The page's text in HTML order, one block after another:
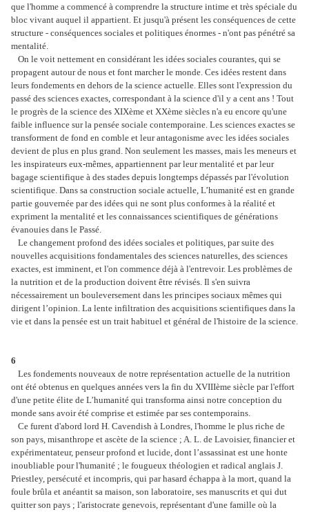
que l'homme a commencé à comprendre la structure intime et très spéciale du
bloc vivant auquel il appartient. Et jusqu'à présent les conséquences de cette
structure - conséquences sociales et politiques énormes - n'ont pas pénétré sa
mentalité.
On le voit nettement en considérant les idées sociales courantes, qui se
propagent autour de nous et font marcher le monde. Ces idées restent dans
leurs fondements en dehors de la science actuelle. Elles sont l'expression du
passé des sciences exactes, correspondant à la science d'il y a cent ans ! Tout
le progrès de la science des XIXème et XXème siècles n'a eu encore qu'une
faible influence sur la pensée sociale contemporaine. Les sciences exactes se
transforment de fond en comble et leur antagonisme avec les idées sociales
devient de plus en plus grand. Non seulement les masses, mais les meneurs et
les inspirateurs eux-mêmes, appartiennent par leur mentalité et par leur
bagage scientifique à des stades depuis longtemps dépassés par l'évolution
scientifique. Dans sa construction sociale actuelle, L’humanité est en grande
partie gouvernée par des idées qui ne sont plus conformes à la réalité et
expriment la mentalité et les connaissances scientifiques de générations
évanouies dans le Passé.
Le changement profond des idées sociales et politiques, par suite des
nouvelles acquisitions fondamentales des sciences naturelles, des sciences
exactes, est imminent, et l'on commence déjà à l'entrevoir. Les problèmes de
la nutrition et de la production doivent être révisés. Il s'en suivra
nécessairement un bouleversement dans les principes sociaux mêmes qui
dirigent l’opinion. La lente infiltration des acquisitions scientifiques dans la
vie et dans la pensée est un trait habituel et général de l'histoire de la science.
6
Les fondements nouveaux de notre représentation actuelle de la nutrition
ont été obtenus en quelques années vers la fin du XVIIIème siècle par l'effort
d'une petite élite de L’humanité qui transforma ainsi notre conception du
monde sans avoir été comprise et estimée par ses contemporains.
Ce furent d'abord lord H. Cavendish à Londres, l'homme le plus riche de
son pays, misanthrope et ascète de la science ; A. L. de Lavoisier, financier et
expérimentateur, penseur profond et lucide, dont l’assassinat est une honte
inoubliable pour l'humanité ; le fougueux théologien et radical anglais J.
Priestley, persécuté et incompris, qui par hasard échappa à la mort, quand la
foule brûla et anéantit sa maison, son laboratoire, ses manuscrits et qui dut
quitter son pays ; l'aristocrate genevois, représentant d'une famille où la